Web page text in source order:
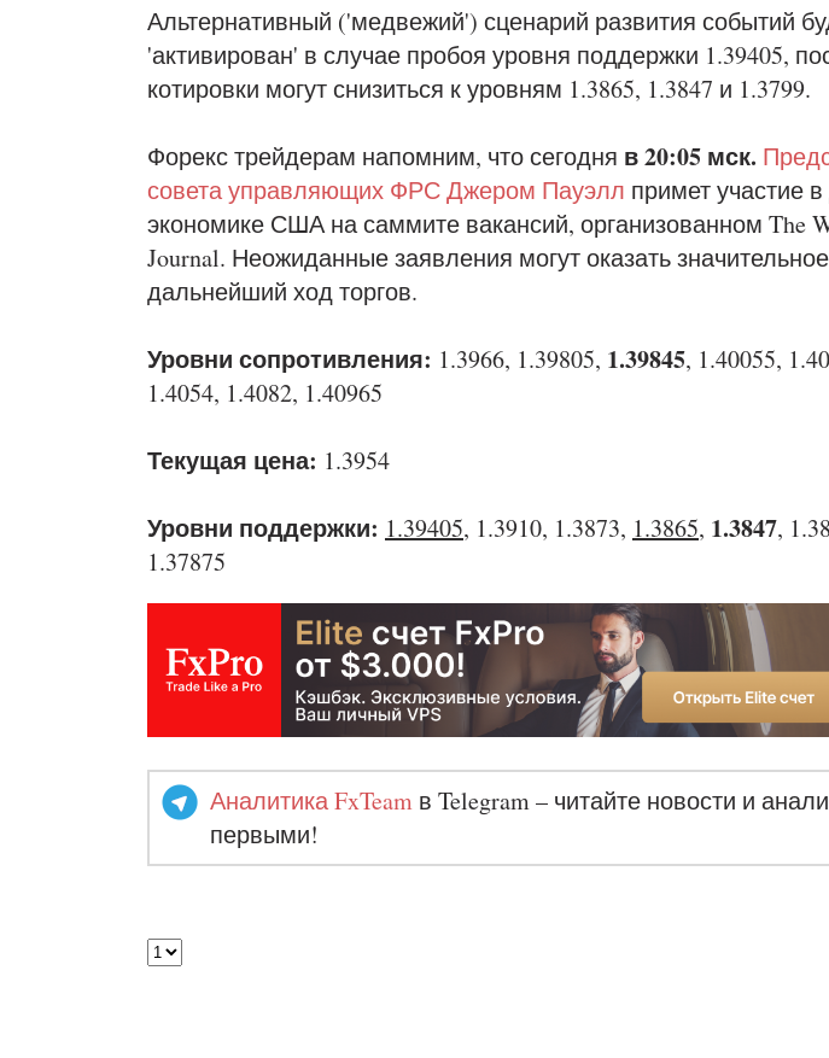
Альтернативный ('медвежий') сценарий развития событий
'активирован' в случае пробоя уровня поддержки 1.39405,
котировки могут снизиться к уровням 1.3865, 1.3847 и 1.3799.
Форекс трейдерам напомним, что сегодня в 20:05 мск.
совета управляющих ФРС Джером Пауэлл примет участие
экономике США на саммите вакансий, организованном The
Journal. Неожиданные заявления могут оказать
дальнейший ход торгов.
Уровни сопротивления: 1.3966, 1.39805, 1.39845, 1.40055,
1.4054, 1.4082, 1.40965
Текущая цена: 1.3954
Уровни поддержки: 1.39405, 1.3910, 1.3873, 1.3865, 1.3847,
1.37875
Аналитика FxTeam в Telegram – читайте новости и
первыми!